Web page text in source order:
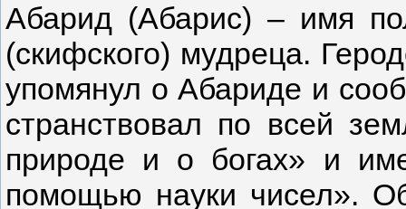
Абарид (Абарис) – имя
(скифского) мудреца.
упомянул о Абариде и
странствовал по всей
природе и о богах» и
помощью науки чисел».